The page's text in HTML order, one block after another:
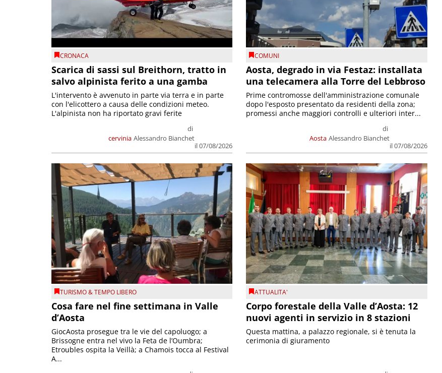
CRONACA
Scarica di sassi sul Breithorn, tratto in
salvo alpinista ferito a una gamba
cervinia
di
Alessandro Bianchet
il 07/08/2026
L'intervento è avvenuto in parte via terra e in parte
con l'elicottero a causa delle condizioni meteo.
L'alpinista non ha riportato gravi ferite
COMUNI
Aosta, degrado in via Festaz: installata
una telecamera alla Torre del Lebbroso
Aosta
di
Alessandro Bianchet
il 07/08/2026
Prime contromosse dell'amministrazione comunale
dopo l'esposto presentato da residenti della zona;
promessi anche maggiori controlli e ulteriori inter...
TURISMO & TEMPO LIBERO
Cosa fare nel fine settimana in Valle
d’Aosta
GiocAosta prosegue tra le vie del capoluogo; a
Brissogne entra nel vivo la Feta de l’Oumbra;
Etroubles ospita la Veillà; a Chamois tocca al Festival
A...
ATTUALITA'
Corpo forestale della Valle d’Aosta: 12
nuovi agenti in servizio in 8 stazioni
Questa mattina, a palazzo regionale, si è tenuta la
cerimonia di giuramento